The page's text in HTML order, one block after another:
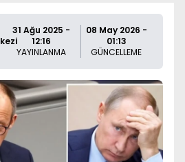
31 Ağu 2025 -
12:16
YAYINLANMA
08 May 2026 -
01:13
GÜNCELLEME